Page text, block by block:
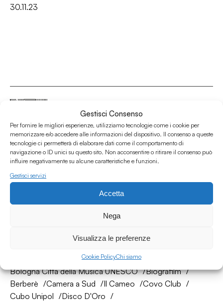
Gestisci Consenso
Per fornire le migliori esperienze, utilizziamo tecnologie come i cookie per
memorizzare e/o accedere alle informazioni del dispositivo. Il consenso a queste
tecnologie ci permetterà di elaborare dati come il comportamento di
navigazione o ID unici su questo sito. Non acconsentire o ritirare il consenso può
influire negativamente su alcune caratteristiche e funzioni.
Gestisci servizi
Accetta
Nega
Visualizza le preferenze
Cookie PolicyChi siamo
30.11.23
Associazione Culturale Humus
Via degli Orti 63, Bologna 40137
IVA: IT03691751204
CF: 03691751204
La nostra rete di amici
AtelierSì
Baumhaus
Bologna Città della Musica UNESCO
Biografilm
Berberè
Camera a Sud Il Cameo
Covo Club
Cubo Unipol
Disco D'Oro